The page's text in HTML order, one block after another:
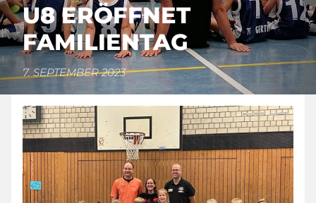
U8 ERÖFFNET
FAMILIENTAG
7. SEPTEMBER 2023